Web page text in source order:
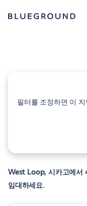
필터를 조정하면 이
West Loop, 시카고에서
임대하세요.